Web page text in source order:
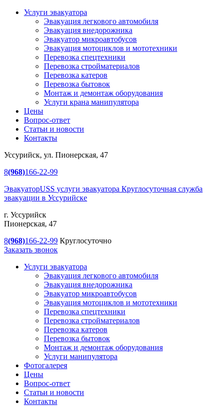
Услуги эвакуатора
Эвакуация легкового автомобиля
Эвакуация внедорожника
Эвакуатор микроавтобусов
Эвакуация мотоциклов и мототехники
Перевозка спецтехники
Перевозка стройматериалов
Перевозка катеров
Перевозка бытовок
Монтаж и демонтаж оборудования
Услуги крана манипулятора
Цены
Вопрос-ответ
Статьи и новости
Контакты
Уссурийск, ул. Пионерская, 47
8(968)166-22-99
ЭвакуаторUSS услуги эвакуатора Круглосуточная служба
эвакуации в Уссурийске
г. Уссурийск
Пионерская, 47
8(968)166-22-99 Круглосуточно
Заказать звонок
Услуги эвакуатора
Эвакуация легкового автомобиля
Эвакуация внедорожника
Эвакуатор микроавтобусов
Эвакуация мотоциклов и мототехники
Перевозка спецтехники
Перевозка стройматериалов
Перевозка катеров
Перевозка бытовок
Монтаж и демонтаж оборудования
Услуги манипулятора
Фотогалерея
Цены
Вопрос-ответ
Статьи и новости
Контакты